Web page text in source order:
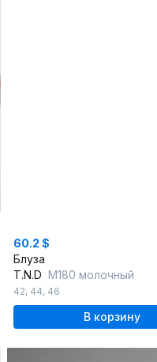
60.2 $
Блуза
T.N.D М180 молочный
42, 44, 46
В корзину